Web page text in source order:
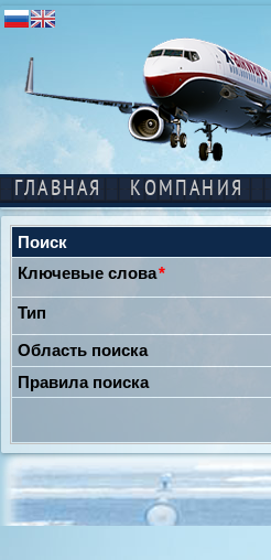
ГЛАВНАЯ КОМПАНИЯ
Поиск
Ключевые слова*
Тип
Область поиска
Правила поиска